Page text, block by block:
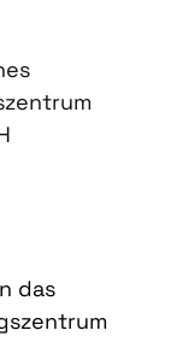
das